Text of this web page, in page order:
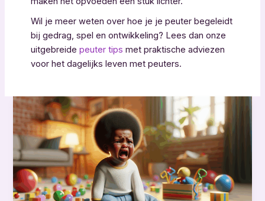
Wil je meer weten over hoe je je peuter begeleidt
bij gedrag, spel en ontwikkeling? Lees dan onze
uitgebreide peuter tips met praktische adviezen
voor het dagelijks leven met peuters.